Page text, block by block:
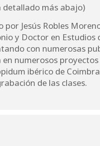
más abajo)
por Jesús Robles
y Doctor en
con numerosas
numerosos
ibérico de
de las clases.